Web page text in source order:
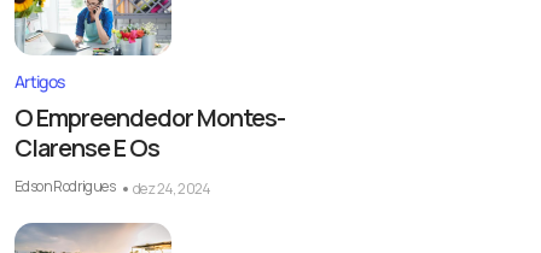
Artigos
O Empreendedor Montes-
Clarense E Os
Edson Rodrigues dez 24, 2024